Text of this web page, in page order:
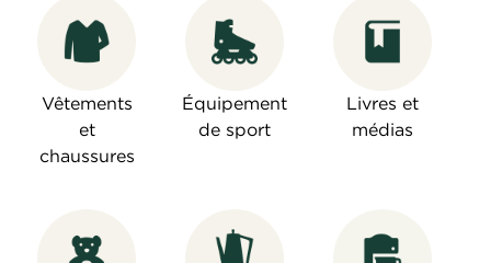
Vêtements
et
chaussures
Équipement
de sport
Livres et
médias